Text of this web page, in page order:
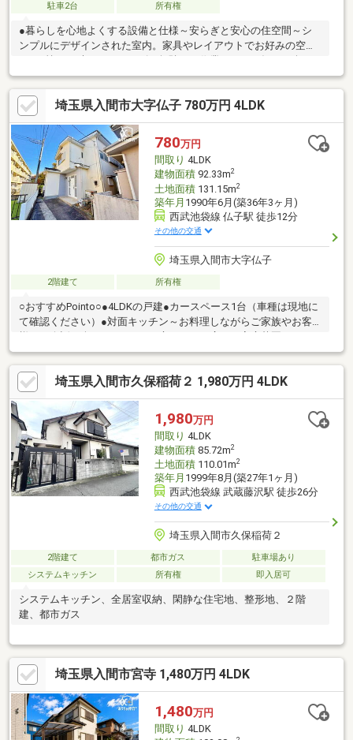
駐車2台
所有権
●暮らしを心地よくする設備と仕様～安らぎと安心の住空間～シ
ンプルにデザインされた室内。家具やレイアウトでお好みの空間
くするキッチンスペース～毎日使うキッチンだからこそ、食事の
準備を楽しい時間に。●窓からは明るい陽射しが差し込み、ゆっ
たりとくつろげるリビング●使いやすいタイプの洗面化粧台のあ
るランドリースペース ●一日の疲れをすっきりと洗い流すバスル
ーム～きっとあなたのバスタイムも、単なる習慣から特別な時間
に変わるはず。●収納豊富な居室～洋服以外にも、普段使わない
ストック品など、いろいろ片付く嬉しい空間です。
埼玉県入間市大字仏子 780万円 4LDK
780万円
間取り 4LDK
建物面積92.33m2
土地面積131.15m2
築年月 1990年6月(築36年3ヶ月)
西武池袋線 仏子駅 徒歩12分
その他の交通
埼玉県入間市大字仏子
2階建て 所有権
○おすすめPointo○●4LDKの戸建●カースペース1台（車種は現地に
て確認ください）●対面キッチン～お料理しながらご家族やお客
ども可能です！●東側がマンション駐車場により開放感あり●各部
屋収納あり●サンルームあり（現状未登記） 取り壊しのご相談
も可能です！○ライフインフォメーション○●コンビニ：徒歩3分●
仏子駅：徒歩12分●ビッグエー：徒歩12分●セブンイレブン：徒歩
埼玉県入間市久保稲荷２ 1,980万円 4LDK
1,980万円
間取り 4LDK
建物面積85.72m2
土地面積110.01m2
築年月 1999年8月(築27年1ヶ月)
西武池袋線 武蔵藤沢駅 徒歩26分
その他の交通
埼玉県入間市久保稲荷２
2階建て 都市ガス
駐車場あり
システムキッチン
所有権 即入居可
システムキッチン、全居室収納、閑静な住宅地、整形地、２階
建、都市ガス
埼玉県入間市宮寺 1,480万円 4LDK
1,480万円
間取り 4LDK